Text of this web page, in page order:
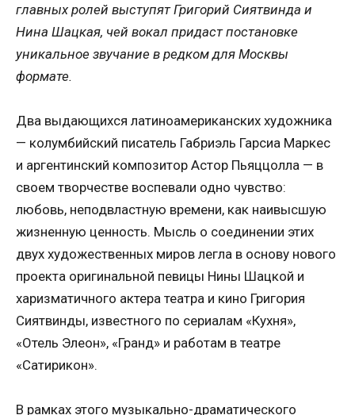
главных ролей выступят Григорий Сиятвинда и
Нина Шацкая, чей вокал придаст постановке
уникальное звучание в редком для Москвы
формате.
Два выдающихся латиноамериканских художника
— колумбийский писатель Габриэль Гарсиа Маркес
и аргентинский композитор Астор Пьяццолла — в
своем творчестве воспевали одно чувство:
любовь, неподвластную времени, как наивысшую
жизненную ценность. Мысль о соединении этих
двух художественных миров легла в основу нового
проекта оригинальной певицы Нины Шацкой и
харизматичного актера театра и кино Григория
Сиятвинды, известного по сериалам «Кухня»,
«Отель Элеон», «Гранд» и работам в театре
«Сатирикон».
В рамках этого музыкально-драматического